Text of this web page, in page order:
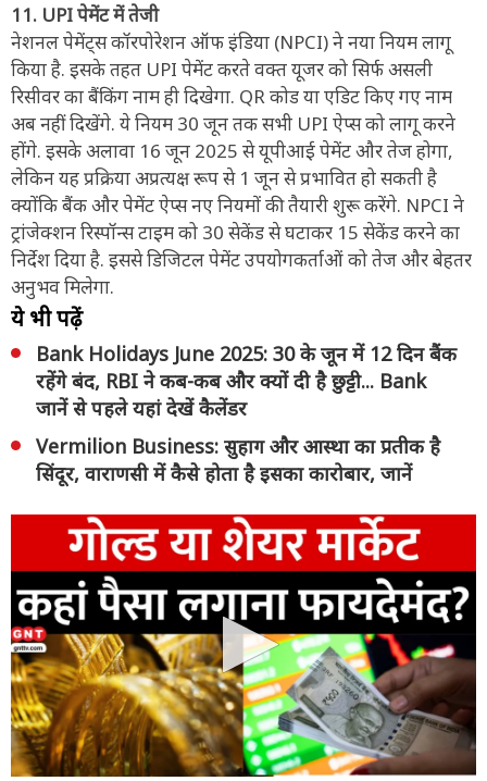
11. UPI पेमेंट में तेजी
नेशनल पेमेंट्स कॉरपोरेशन ऑफ इंडिया (NPCI) ने नया नियम लागू
किया है. इसके तहत UPI पेमेंट करते वक्त यूजर को सिर्फ असली
रिसीवर का बैंकिंग नाम ही दिखेगा. QR कोड या एडिट किए गए नाम
अब नहीं दिखेंगे. ये नियम 30 जून तक सभी UPI ऐप्स को लागू करने
होंगे. इसके अलावा 16 जून 2025 से यूपीआई पेमेंट और तेज होगा,
लेकिन यह प्रक्रिया अप्रत्यक्ष रूप से 1 जून से प्रभावित हो सकती है
क्योंकि बैंक और पेमेंट ऐप्स नए नियमों की तैयारी शुरू करेंगे. NPCI ने
ट्रांजेक्शन रिस्पॉन्स टाइम को 30 सेकेंड से घटाकर 15 सेकेंड करने का
निर्देश दिया है. इससे डिजिटल पेमेंट उपयोगकर्ताओं को तेज और बेहतर
अनुभव मिलेगा.
ये भी पढ़ें
Bank Holidays June 2025: 30 के जून में 12 दिन बैंक
रहेंगे बंद, RBI ने कब-कब और क्यों दी है छुट्टी... Bank
जानें से पहले यहां देखें कैलेंडर
Vermilion Business: सुहाग और आस्था का प्रतीक है
सिंदूर, वाराणसी में कैसे होता है इसका कारोबार, जानें